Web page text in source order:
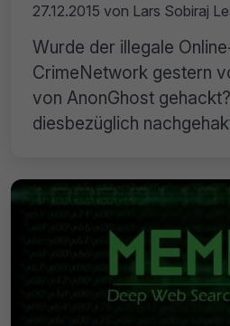
27.12.2015 von Lars Sobiraj
Wurde der illegale
CrimeNetwork gestern
von AnonGhost
diesbezüglich